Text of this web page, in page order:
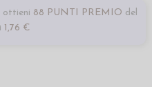
ottieni 88 PUNTI PREMIO del
1,76 €